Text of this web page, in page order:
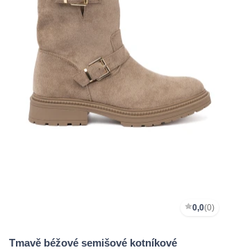
0,0(0)
Tmavě béžové semišové kotníkové